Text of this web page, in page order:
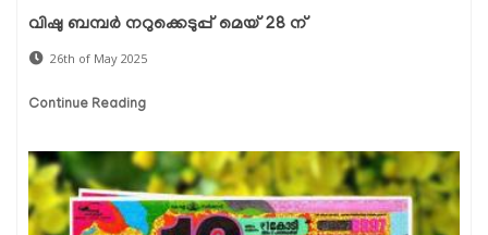
വിഷു ബമ്പർ നറുക്കെടുപ്പ് മെയ് 28 ന്
26th of May 2025
Continue Reading